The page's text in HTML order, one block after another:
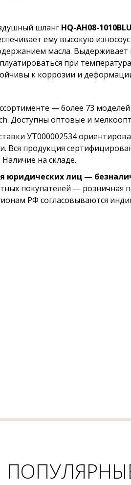
шланг HQ-AH08-
ему высокую
масла.
при
к коррозии и
— более 73
Доступны оптовые и
УТ000002534
Вся продукция
на складе.
юридических лиц —
покупателей — розничная
РФ согласовываются